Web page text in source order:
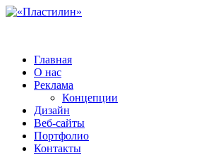
Главная
О нас
Реклама
Концепции
Дизайн
Веб-сайты
Портфолио
Контакты